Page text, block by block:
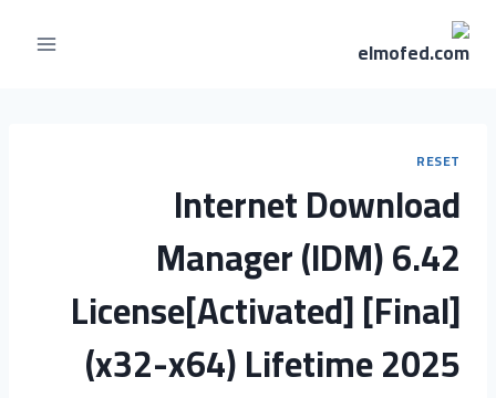
RESET
Internet Download
Manager (IDM) 6.42
License[Activated] [Final]
(x32-x64) Lifetime 2025